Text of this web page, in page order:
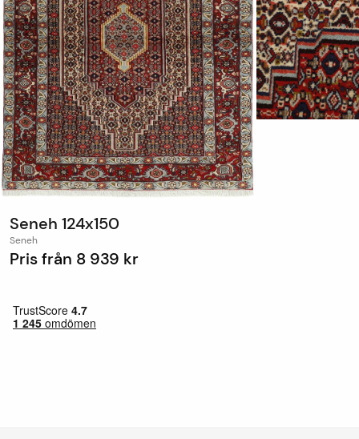
Seneh 124x150
Seneh
Pris från 8 939 kr